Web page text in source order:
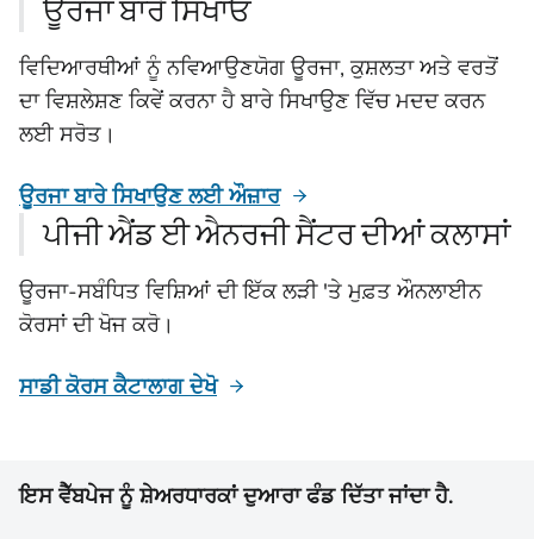
ਊਰਜਾ ਬਾਰੇ ਸਿਖਾਓ
ਵਿਦਿਆਰਥੀਆਂ ਨੂੰ ਨਵਿਆਉਣਯੋਗ ਊਰਜਾ, ਕੁਸ਼ਲਤਾ ਅਤੇ ਵਰਤੋਂ
ਦਾ ਵਿਸ਼ਲੇਸ਼ਣ ਕਿਵੇਂ ਕਰਨਾ ਹੈ ਬਾਰੇ ਸਿਖਾਉਣ ਵਿੱਚ ਮਦਦ ਕਰਨ
ਲਈ ਸਰੋਤ।
ਊਰਜਾ ਬਾਰੇ ਸਿਖਾਉਣ ਲਈ ਔਜ਼ਾਰ
ਪੀਜੀ ਐਂਡ ਈ ਐਨਰਜੀ ਸੈਂਟਰ ਦੀਆਂ ਕਲਾਸਾਂ
ਊਰਜਾ-ਸਬੰਧਿਤ ਵਿਸ਼ਿਆਂ ਦੀ ਇੱਕ ਲੜੀ 'ਤੇ ਮੁਫ਼ਤ ਔਨਲਾਈਨ
ਕੋਰਸਾਂ ਦੀ ਖੋਜ ਕਰੋ।
ਸਾਡੀ ਕੋਰਸ ਕੈਟਾਲਾਗ ਦੇਖੋ
ਇਸ ਵੈੱਬਪੇਜ ਨੂੰ ਸ਼ੇਅਰਧਾਰਕਾਂ ਦੁਆਰਾ ਫੰਡ ਦਿੱਤਾ ਜਾਂਦਾ ਹੈ.